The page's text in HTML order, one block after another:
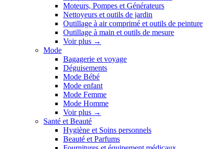
Moteurs, Pompes et Générateurs
Nettoyeurs et outils de jardin
Outillage à air comprimé et outils de peinture
Outillage à main et outils de mesure
Voir plus →
Mode
Bagagerie et voyage
Déguisements
Mode Bébé
Mode enfant
Mode Femme
Mode Homme
Voir plus →
Santé et Beauté
Hygiène et Soins personnels
Beauté et Parfums